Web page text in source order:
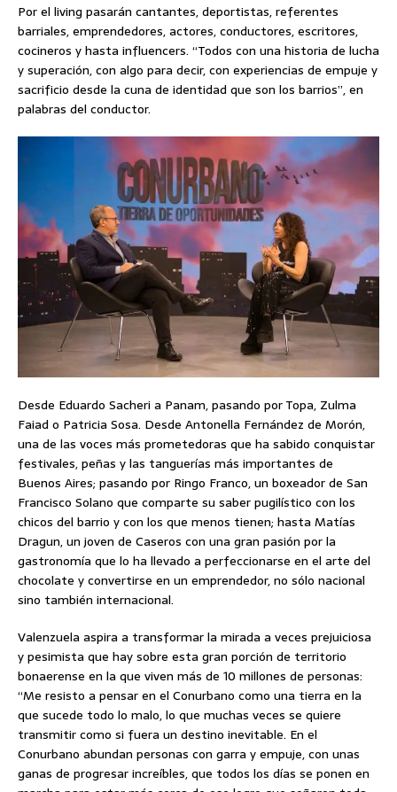
Por el living pasarán cantantes, deportistas, referentes
barriales, emprendedores, actores, conductores, escritores,
cocineros y hasta influencers. “Todos con una historia de lucha
y superación, con algo para decir, con experiencias de empuje y
sacrificio desde la cuna de identidad que son los barrios”, en
palabras del conductor.
Desde Eduardo Sacheri a Panam, pasando por Topa, Zulma
Faiad o Patricia Sosa. Desde Antonella Fernández de Morón,
una de las voces más prometedoras que ha sabido conquistar
festivales, peñas y las tanguerías más importantes de
Buenos Aires; pasando por Ringo Franco, un boxeador de San
Francisco Solano que comparte su saber pugilístico con los
chicos del barrio y con los que menos tienen; hasta Matías
Dragun, un joven de Caseros con una gran pasión por la
gastronomía que lo ha llevado a perfeccionarse en el arte del
chocolate y convertirse en un emprendedor, no sólo nacional
sino también internacional.
Valenzuela aspira a transformar la mirada a veces prejuiciosa
y pesimista que hay sobre esta gran porción de territorio
bonaerense en la que viven más de 10 millones de personas:
“Me resisto a pensar en el Conurbano como una tierra en la
que sucede todo lo malo, lo que muchas veces se quiere
transmitir como si fuera un destino inevitable. En el
Conurbano abundan personas con garra y empuje, con unas
ganas de progresar increíbles, que todos los días se ponen en